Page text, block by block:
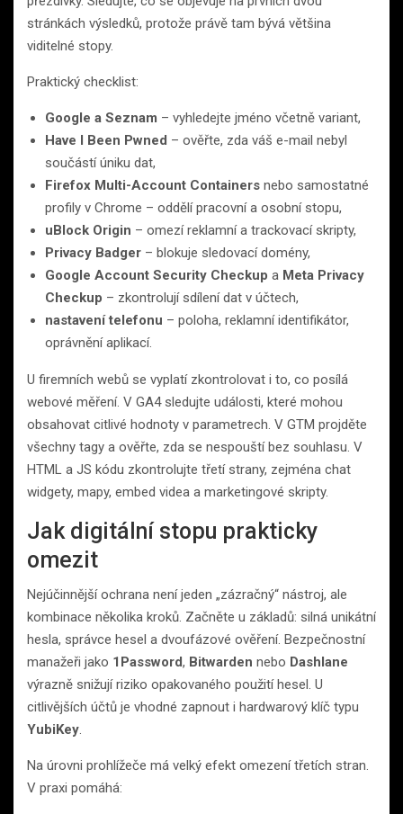
stránkách výsledků, protože právě tam bývá většina
viditelné stopy.
Praktický checklist:
Google a Seznam – vyhledejte jméno včetně variant,
Have I Been Pwned – ověřte, zda váš e-mail nebyl
součástí úniku dat,
Firefox Multi-Account Containers nebo samostatné
profily v Chrome – oddělí pracovní a osobní stopu,
uBlock Origin – omezí reklamní a trackovací skripty,
Privacy Badger – blokuje sledovací domény,
Google Account Security Checkup a Meta Privacy
Checkup – zkontrolují sdílení dat v účtech,
nastavení telefonu – poloha, reklamní identifikátor,
oprávnění aplikací.
U firemních webů se vyplatí zkontrolovat i to, co posílá
webové měření. V GA4 sledujte události, které mohou
obsahovat citlivé hodnoty v parametrech. V GTM projděte
všechny tagy a ověřte, zda se nespouští bez souhlasu. V
HTML a JS kódu zkontrolujte třetí strany, zejména chat
widgety, mapy, embed videa a marketingové skripty.
Jak digitální stopu prakticky
omezit
Nejúčinnější ochrana není jeden „zázračný“ nástroj, ale
kombinace několika kroků. Začněte u základů: silná unikátní
hesla, správce hesel a dvoufázové ověření. Bezpečnostní
manažeři jako 1Password, Bitwarden nebo Dashlane
výrazně snižují riziko opakovaného použití hesel. U
citlivějších účtů je vhodné zapnout i hardwarový klíč typu
YubiKey
Na úrovni prohlížeče má velký efekt omezení třetích stran.
V praxi pomáhá: